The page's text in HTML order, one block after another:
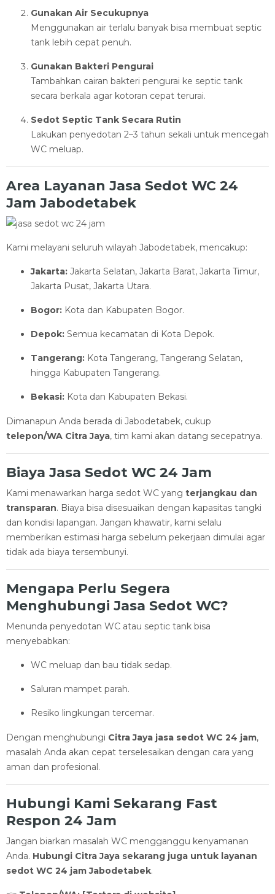
Gunakan Air Secukupnya
Menggunakan air terlalu banyak bisa membuat septic
tank lebih cepat penuh.
Gunakan Bakteri Pengurai
Tambahkan cairan bakteri pengurai ke septic tank
secara berkala agar kotoran cepat terurai.
Sedot Septic Tank Secara Rutin
Lakukan penyedotan 2–3 tahun sekali untuk mencegah
WC meluap.
Area Layanan Jasa Sedot WC 24
Jam Jabodetabek
Kami melayani seluruh wilayah Jabodetabek, mencakup:
Jakarta: Jakarta Selatan, Jakarta Barat, Jakarta Timur,
Jakarta Pusat, Jakarta Utara.
Bogor: Kota dan Kabupaten Bogor.
Depok: Semua kecamatan di Kota Depok.
Tangerang: Kota Tangerang, Tangerang Selatan,
hingga Kabupaten Tangerang.
Bekasi: Kota dan Kabupaten Bekasi.
Dimanapun Anda berada di Jabodetabek, cukup
telepon/WA Citra Jaya, tim kami akan datang secepatnya.
Biaya Jasa Sedot WC 24 Jam
Kami menawarkan harga sedot WC yang terjangkau dan
transparan. Biaya bisa disesuaikan dengan kapasitas tangki
dan kondisi lapangan. Jangan khawatir, kami selalu
memberikan estimasi harga sebelum pekerjaan dimulai agar
tidak ada biaya tersembunyi.
Mengapa Perlu Segera
Menghubungi Jasa Sedot WC?
Menunda penyedotan WC atau septic tank bisa
menyebabkan:
WC meluap dan bau tidak sedap.
Saluran mampet parah.
Resiko lingkungan tercemar.
Dengan menghubungi Citra Jaya jasa sedot WC 24 jam,
masalah Anda akan cepat terselesaikan dengan cara yang
aman dan profesional.
Hubungi Kami Sekarang Fast
Respon 24 Jam
Jangan biarkan masalah WC mengganggu kenyamanan
Anda. Hubungi Citra Jaya sekarang juga untuk layanan
sedot WC 24 jam Jabodetabek.